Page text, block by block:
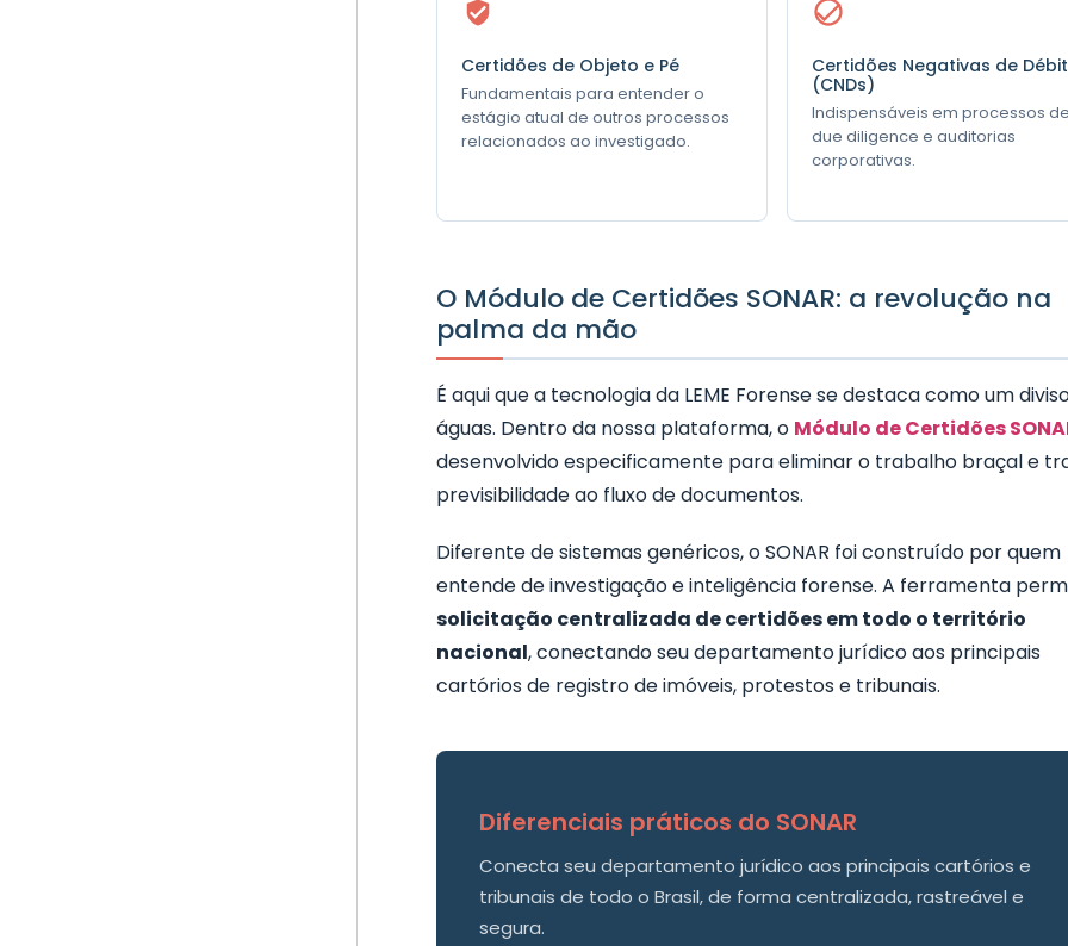
Certidões de Objeto e Pé
Fundamentais para entender o
estágio atual de outros processos
relacionados ao investigado.
Certidões Negativas de
(CNDs)
Indispensáveis em processos de
due diligence e auditorias
corporativas.
O Módulo de Certidões SONAR: a revolução na
palma da mão
É aqui que a tecnologia da LEME Forense se destaca como um
águas. Dentro da nossa plataforma, o Módulo de Certidões
desenvolvido especificamente para eliminar o trabalho braçal e
previsibilidade ao fluxo de documentos.
Diferente de sistemas genéricos, o SONAR foi construído por quem
entende de investigação e inteligência forense. A ferramenta
solicitação centralizada de certidões em todo o território
nacional, conectando seu departamento jurídico aos principais
cartórios de registro de imóveis, protestos e tribunais.
Diferenciais práticos do SONAR
Conecta seu departamento jurídico aos principais cartórios e
tribunais de todo o Brasil, de forma centralizada, rastreável e
segura.